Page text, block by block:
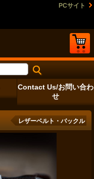
PCサイト
Contact Us/お問い合わ
せ
レザーベルト・バックル